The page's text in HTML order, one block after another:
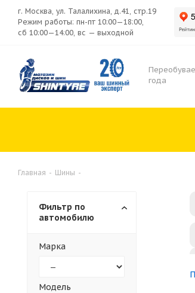
г. Москва, ул. Талалихина, д.41, стр.19
Режим работы: пн-пт 10:00—18:00,
сб 10:00—14:00, вс — выходной
года
Главная - Шины -
Фильтр по
автомобилю
Марка
Модель